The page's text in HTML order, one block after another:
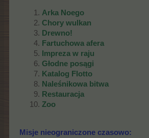
Arka Noego
Chory wulkan
Drewno!
Fartuchowa afera
Impreza w raju
Głodne posągi
Katalog Flotto
Naleśnikowa bitwa
Restauracja
Zoo
Misje nieograniczone czasowo: